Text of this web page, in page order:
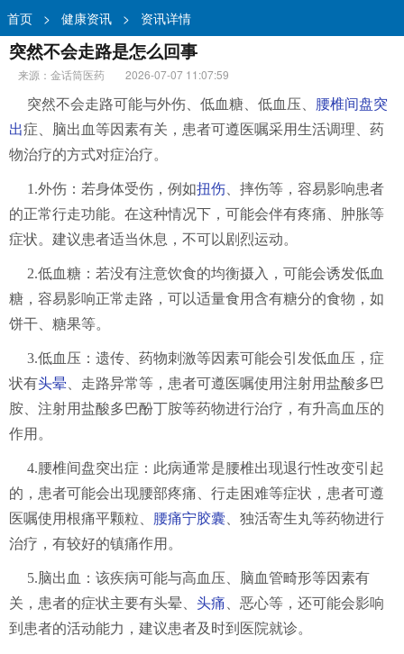
首页 > 健康资讯 > 资讯详情
突然不会走路是怎么回事
来源：金话筒医药
2026-07-07 11:07:59
突然不会走路可能与外伤、低血糖、低血压、 腰椎间盘突
出症、脑出血等因素有关，患者可遵医嘱采用生活调理、药
物治疗的方式对症治疗。
1.外伤：若身体受伤，例如扭伤 、摔伤等，容易影响患者
的正常行走功能。在这种情况下，可能会伴有疼痛、肿胀等
症状。建议患者适当休息，不可以剧烈运动。
2.低血糖：若没有注意饮食的均衡摄入，可能会诱发低血
糖，容易影响正常走路，可以适量食用含有糖分的食物，如
饼干、糖果等。
3.低血压：遗传、药物刺激等因素可能会引发低血压，症
状有头晕 、走路异常等，患者可遵医嘱使用注射用盐酸多巴
胺、注射用盐酸多巴酚丁胺等药物进行治疗，有升高血压的
作用。
4.腰椎间盘突出症：此病通常是腰椎出现退行性改变引起
的，患者可能会出现腰部疼痛、行走困难等症状，患者可遵
医嘱使用根痛平颗粒、 腰痛宁胶囊 、独活寄生丸等药物进行
治疗，有较好的镇痛作用。
5.脑出血：该疾病可能与高血压、脑血管畸形等因素有
关，患者的症状主要有头晕、 头痛 、恶心等，还可能会影响
到患者的活动能力，建议患者及时到医院就诊。